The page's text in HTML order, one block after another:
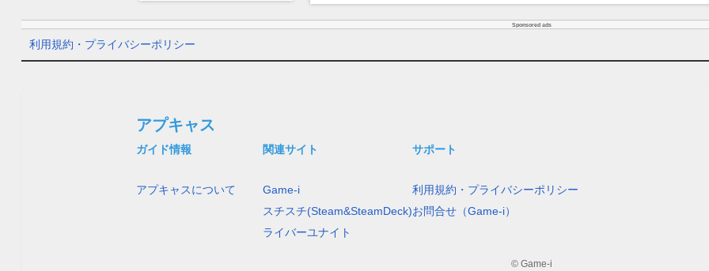
Sponsored ads
利用規約・プライバシーポリシー
アプキャス
ガイド情報
アプキャスについて
関連サイト
Game-i
スチスチ(Steam&SteamDeck)
ライバーユナイト
サポート
利用規約・プライバシーポリシー
お問合せ（Game-i）
© Game-i